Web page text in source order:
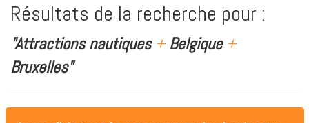
Résultats de la recherche pour :
"Attractions nautiques +Belgique +
Bruxelles"